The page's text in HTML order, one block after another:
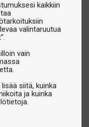
kaikkiin
valintaruutua
vain
siitä, kuinka
ja kuinka